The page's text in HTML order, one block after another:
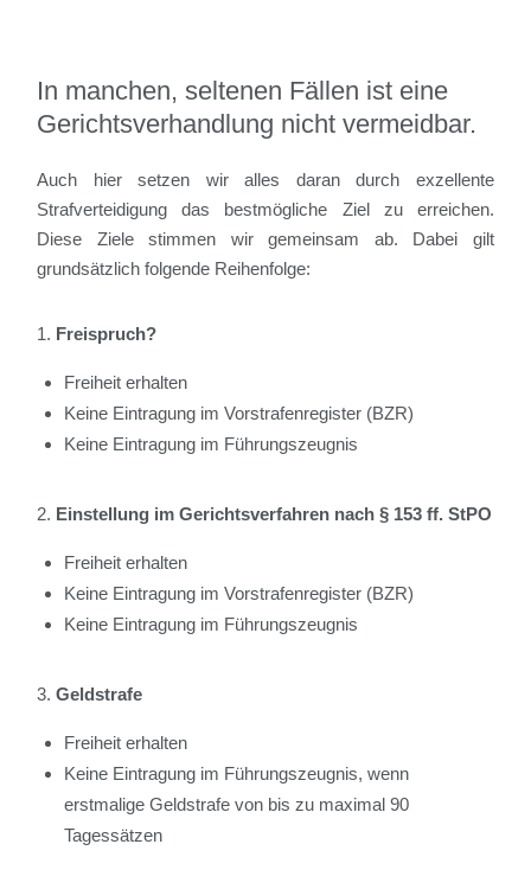
In manchen, seltenen Fällen ist eine
Gerichtsverhandlung nicht vermeidbar.
Auch hier setzen wir alles daran durch exzellente
Strafverteidigung das bestmögliche Ziel zu erreichen.
Diese Ziele stimmen wir gemeinsam ab. Dabei gilt
grundsätzlich folgende Reihenfolge:
Freispruch?
Freiheit erhalten
Keine Eintragung im Vorstrafenregister (BZR)
Keine Eintragung im Führungszeugnis
Einstellung im Gerichtsverfahren nach § 153 ff. StPO
Freiheit erhalten
Keine Eintragung im Vorstrafenregister (BZR)
Keine Eintragung im Führungszeugnis
Geldstrafe
Freiheit erhalten
Keine Eintragung im Führungszeugnis, wenn
erstmalige Geldstrafe von bis zu maximal 90
Tagessätzen